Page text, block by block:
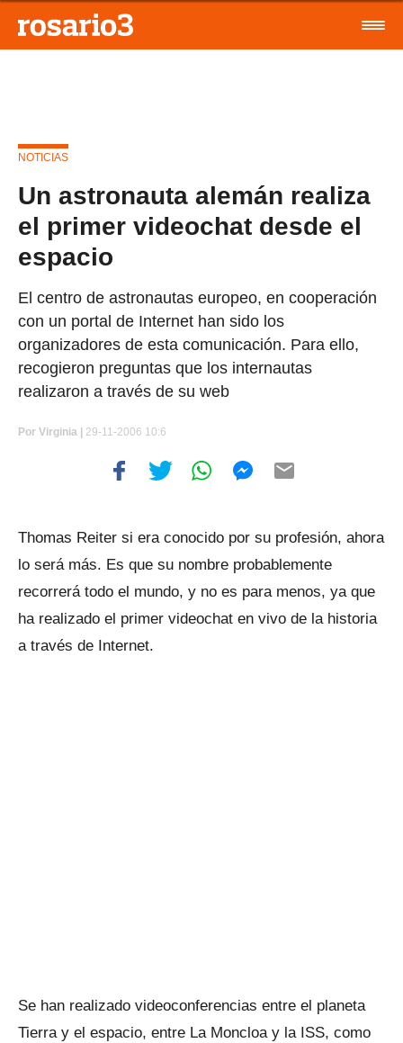
NOTICIAS
Un astronauta alemán realiza
el primer videochat desde el
espacio
El centro de astronautas europeo, en cooperación
con un portal de Internet han sido los
organizadores de esta comunicación. Para ello,
recogieron preguntas que los internautas
realizaron a través de su web
Por Virginia | 29-11-2006 10:6
Thomas Reiter si era conocido por su profesión, ahora
lo será más. Es que su nombre probablemente
recorrerá todo el mundo, y no es para menos, ya que
ha realizado el primer videochat en vivo de la historia
a través de Internet.
Se han realizado videoconferencias entre el planeta
Tierra y el espacio, entre La Moncloa y la ISS, como